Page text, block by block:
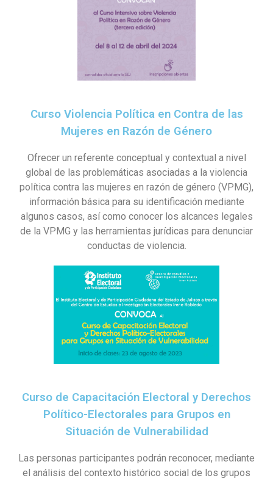
Curso Violencia Política en Contra de las
Mujeres en Razón de Género
Ofrecer un referente conceptual y contextual a nivel
global de las problemáticas asociadas a la violencia
política contra las mujeres en razón de género (VPMG),
información básica para su identificación mediante
algunos casos, así como conocer los alcances legales
de la VPMG y las herramientas jurídicas para denunciar
conductas de violencia.
Curso de Capacitación Electoral y Derechos
Político-Electorales para Grupos en
Situación de Vulnerabilidad
Las personas participantes podrán reconocer, mediante
el análisis del contexto histórico social de los grupos